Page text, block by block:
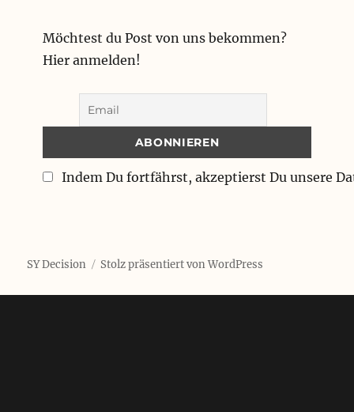
Möchtest du Post von uns bekommen?
Hier anmelden!
Indem Du fortfährst, akzeptierst Du unsere
SY Decision Stolz präsentiert von WordPress